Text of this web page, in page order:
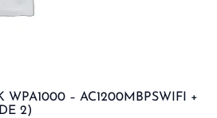
WPA1000 – AC1200MBPSWIFI +
2)